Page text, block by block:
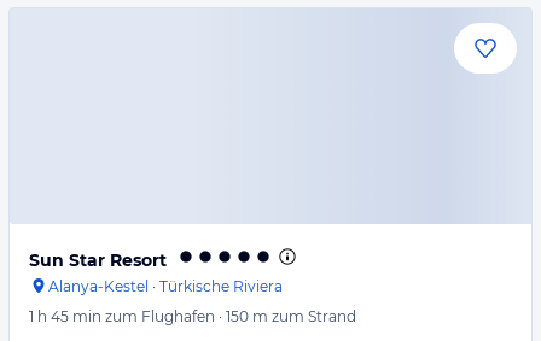
Sun Star Resort
Alanya-Kestel · Türkische Riviera
1 h 45 min zum Flughafen · 150 m zum Strand